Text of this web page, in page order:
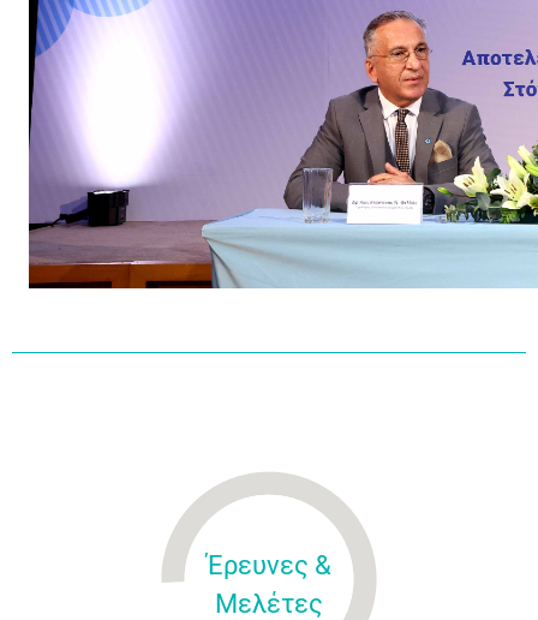
Έρευνες &
Μελέτες